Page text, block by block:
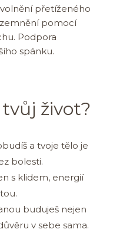
přetíženého
pomocí
Podpora
spánku.
život?
a tvoje tělo je
bolesti.
s klidem, energií
buduješ nejen
v sebe sama.